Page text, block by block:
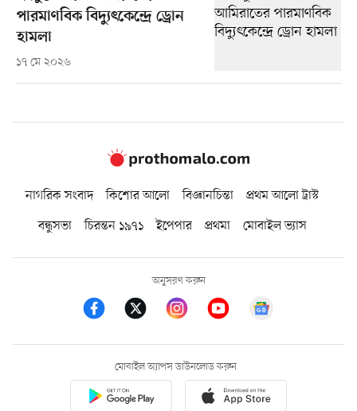
পারমাণবিক বিদ্যুৎকেন্দ্রে ড্রোন
হামলা
১৭ মে ২০২৬
নাগরিক সংবাদ কিশোর আলো বিজ্ঞানচিন্তা
প্রথম আলো ট্রাস্ট
বন্ধুসভা
চিরন্তন ১৯৭১ ইপেপার প্রথমা মোবাইল ভ্যাস
অনুসরণ করুন
মোবাইল অ্যাপস ডাউনলোড করুন